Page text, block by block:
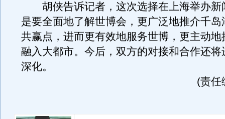
胡侠告诉记者，这次选择在上海举办新
是要全面地了解世博会，更广泛地推介千岛
共赢点，进而更有效地服务世博，更主动地
融入大都市。今后，双方的对接和合作还将
深化。
(责任